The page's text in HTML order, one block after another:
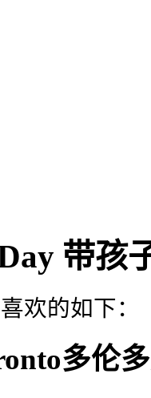
带孩
欢的如下：
多伦